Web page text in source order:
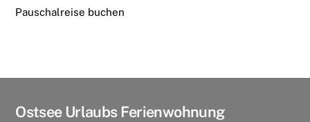
Pauschalreise buchen
Ostsee Urlaubs Ferienwohnung